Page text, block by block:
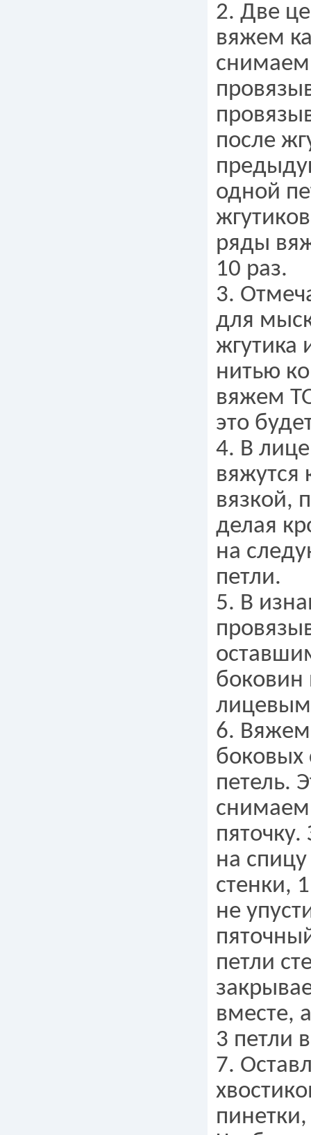
2. Две
вяжем
снимаем
после
одной
ряды
10 раз.
3.
для
жгутика
нитью
вяжем
это
4. В
вяжутся
вязкой,
делая
на
петли.
5. В
боковин
6. Вяжем
боковых
петель.
на
стенки,
не
петли
вместе,
3 петли
7.
пинетки,